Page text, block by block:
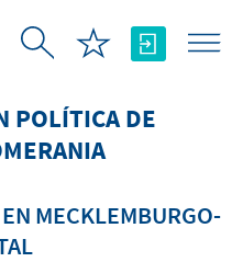
POLÍTICA DE
MECKLEMBURGO-